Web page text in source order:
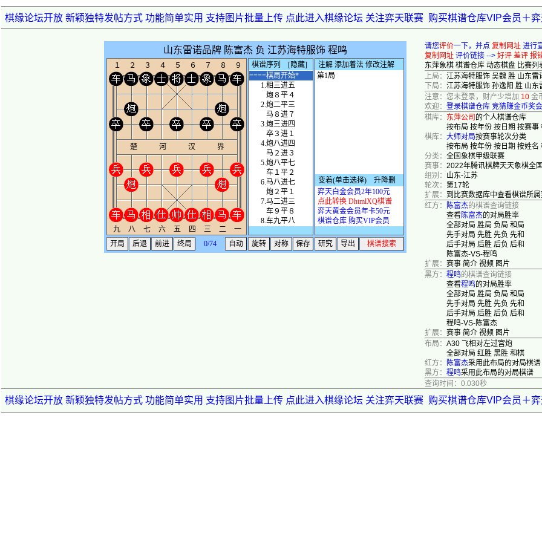
棋缘论坛开放 新颖独特发帖方式 功能简单实用 支持图片批量上传 点此进入棋缘论坛 关注弈天联赛 购买棋谱仓库VIP会员＋
请您评价一下，并点 复制网址 进行
复制网址 评价链接 --> 好评 差评 报
东萍象棋 棋谱仓库 动态棋盘 比赛列
上局： 江苏海特服饰 吴魏 胜 山东雷
下局： 江苏海特服饰 孙逸阳 胜 山东
注意：您未登录，财产少增加 10 金
欢迎： 登录棋谱仓库 竞猜赚金币奖
棋库： 东萍公司 的个人棋谱仓库
按布局 按年份 按日期 按赛事
棋库： 大师对局按赛事轮次分类
按布局 按年份 按日期 按姓名
分类： 全国象棋甲级联赛
赛事： 2022年腾讯棋牌天天象棋全
组别： 山东-江苏
轮次： 第17轮
扩展： 到比赛数据库中查看棋谱所
红方：
陈富杰的棋谱查询链接
查看陈富杰的对局胜率
全部对局 胜局 负局 和局
先手对局 先胜 先负 先和
后手对局 后胜 后负 后和
陈富杰-VS-程鸣
扩展： 赛事 简介 视频 图片
黑方： 程鸣的棋谱查询链接
查看程鸣的对局胜率
全部对局 胜局 负局 和局
先手对局 先胜 先负 先和
后手对局 后胜 后负 后和
程鸣-VS-陈富杰
扩展： 赛事 简介 视频 图片
布局： A30 飞相对左过宫炮
全部对局 红胜 黑胜 和棋
红方：
陈富杰采用此布局的对局棋谱
黑方： 程鸣采用此布局的对局棋谱
查询时间：0.030秒
棋缘论坛开放 新颖独特发帖方式 功能简单实用 支持图片批量上传 点此进入棋缘论坛 关注弈天联赛 购买棋谱仓库VIP会员＋